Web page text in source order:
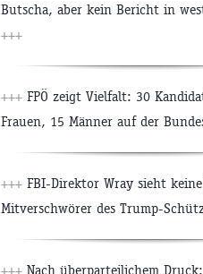
Butscha, aber kein Bericht in
+++
+++ FPÖ zeigt Vielfalt: 30
Frauen, 15 Männer auf der
+++ FBI-Direktor Wray sieht
Mitverschwörer des Trump-
+++ Nach überparteilichem